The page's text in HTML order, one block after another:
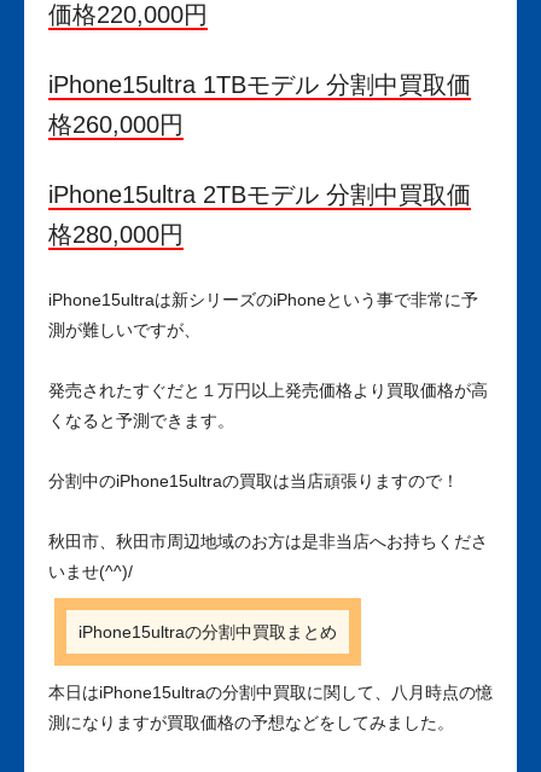
価格220,000円
iPhone15ultra 1TBモデル 分割中買取価
格260,000円
iPhone15ultra 2TBモデル 分割中買取価
格280,000円
iPhone15ultraは新シリーズのiPhoneという事で非常に予
測が難しいですが、
発売されたすぐだと１万円以上発売価格より買取価格が高
くなると予測できます。
分割中のiPhone15ultraの買取は当店頑張りますので！
秋田市、秋田市周辺地域のお方は是非当店へお持ちくださ
いませ(^^)/
iPhone15ultraの分割中買取まとめ
本日はiPhone15ultraの分割中買取に関して、八月時点の憶
測になりますが買取価格の予想などをしてみました。